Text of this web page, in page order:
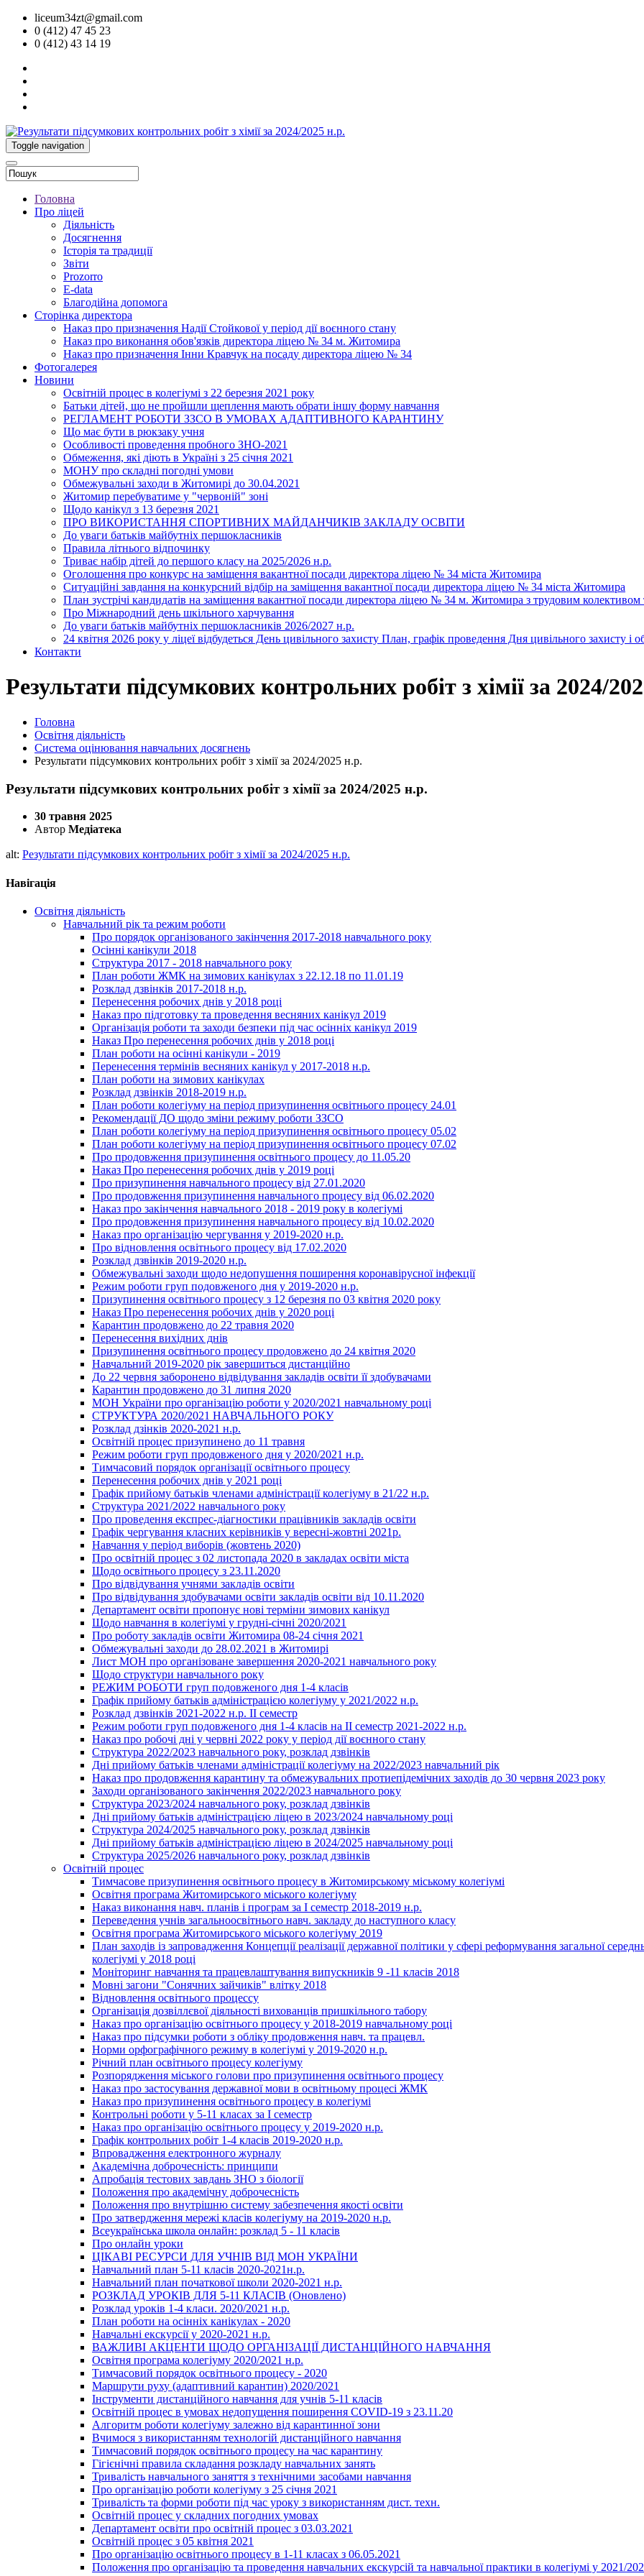
liceum34zt@gmail.com
0 (412) 47 45 23
0 (412) 43 14 19
Toggle navigation
Головна
Про ліцей
Діяльність
Досягнення
Історія та традиції
Звіти
Prozorro
E-data
Благодійна допомога
Сторінка директора
Наказ про призначення Надії Стойкової у період дії воєнного стану
Наказ про виконання обов'язків директора ліцею № 34 м. Житомира
Наказ про призначення Інни Кравчук на посаду директора ліцею № 34
Фотогалерея
Новини
Освітній процес в колегіумі з 22 березня 2021 року
Батьки дітей, що не пройшли щеплення мають обрати іншу форму навчання
РЕГЛАМЕНТ РОБОТИ ЗЗСО В УМОВАХ АДАПТИВНОГО КАРАНТИНУ
Що має бути в рюкзаку учня
Особливості проведення пробного ЗНО-2021
Обмеження, які діють в Україні з 25 січня 2021
МОНУ про складні погодні умови
Обмежувальні заходи в Житомирі до 30.04.2021
Житомир перебуватиме у "червоній" зоні
Щодо канікул з 13 березня 2021
ПРО ВИКОРИСТАННЯ СПОРТИВНИХ МАЙДАНЧИКІВ ЗАКЛАДУ ОСВІТИ
До уваги батьків майбутніх першокласників
Правила літнього відпочинку
Триває набір дітей до першого класу на 2025/2026 н.р.
Оголошення про конкурс на заміщення вакантної посади директора ліцею № 34 міста Житомира
Ситуаційні завдання на конкурсний відбір на заміщення вакантної посади директора ліцею № 34 міста Житомира
План зустрічі кандидатів на заміщення вакантної посади директора ліцею № 34 м. Житомира з трудовим колективом
Про Міжнародний день шкільного харчування
До уваги батьків майбутніх першокласників 2026/2027 н.р.
24 квітня 2026 року у ліцеї відбудеться День цивільного захисту План, графік проведення Дня цивільного захисту і
Контакти
Результати підсумкових контрольних робіт з хімії за 2024/
Головна
Освітня діяльність
Система оцінювання навчальних досягнень
Результати підсумкових контрольних робіт з хімії за 2024/2025 н.р.
Результати підсумкових контрольних робіт з хімії за 2024/2025 н.р.
30 травня 2025
Автор Медіатека
alt: Результати підсумкових контрольних робіт з хімії за 2024/2025 н.р.
Навігація
Освітня діяльність
Навчальний рік та режим роботи
Про порядок організованого закінчення 2017-2018 навчального року
Осінні канікули 2018
Структура 2017 - 2018 навчального року
План роботи ЖМК на зимових канікулах з 22.12.18 по 11.01.19
Розклад дзвінків 2017-2018 н.р.
Перенесення робочих днів у 2018 році
Наказ про підготовку та проведення весняних канікул 2019
Організація роботи та заходи безпеки під час осінніх канікул 2019
Наказ Про перенесення робочих днів у 2018 році
План роботи на осінні канікули - 2019
Перенесення термінів весняних канікул у 2017-2018 н.р.
План роботи на зимових канікулах
Розклад дзвінків 2018-2019 н.р.
План роботи колегіуму на період призупинення освітнього процесу 24.01
Рекомендації ДО щодо зміни режиму роботи ЗЗСО
План роботи колегіуму на період призупинення освітнього процесу 05.02
План роботи колегіуму на період призупинення освітнього процесу 07.02
Про продовження призупинення освітнього процесу до 11.05.20
Наказ Про перенесення робочих днів у 2019 році
Про призупинення навчального процесу від 27.01.2020
Про продовження призупинення навчального процесу від 06.02.2020
Наказ про закінчення навчального 2018 - 2019 року в колегіумі
Про продовження призупинення навчального процесу від 10.02.2020
Наказ про організацію чергування у 2019-2020 н.р.
Про відновлення освітнього процесу від 17.02.2020
Розклад дзвінків 2019-2020 н.р.
Обмежувальні заходи щодо недопушення поширення коронавірусної інфекції
Режим роботи груп подовженого дня у 2019-2020 н.р.
Призупинення освітнього процесу з 12 березня по 03 квітня 2020 року
Наказ Про перенесення робочих днів у 2020 році
Карантин продовжено до 22 травня 2020
Перенесення вихідних днів
Призупинення освітнього процесу продовжено до 24 квітня 2020
Навчальний 2019-2020 рік завершиться дистанційно
До 22 червня заборонено відвідування закладів освіти її здобувачами
Карантин продовжено до 31 липня 2020
МОН України про організацію роботи у 2020/2021 навчальному році
СТРУКТУРА 2020/2021 НАВЧАЛЬНОГО РОКУ
Розклад дзінків 2020-2021 н.р.
Освітній процес призупинено до 11 травня
Режим роботи груп продовженого дня у 2020/2021 н.р.
Тимчасовий порядок організації освітнього процесу
Перенесення робочих днів у 2021 році
Графік прийому батьків членами адміністрації колегіуму в 21/22 н.р.
Структура 2021/2022 навчального року
Про проведення експрес-діагностики працівників закладів освіти
Графік чергування класних керівників у вересні-жовтні 2021р.
Навчання у період виборів (жовтень 2020)
Про освітній процес з 02 листопада 2020 в закладах освіти міста
Щодо освітнього процесу з 23.11.2020
Про відвідування учнями закладів освіти
Про відвідування здобувачами освіти закладів освіти від 10.11.2020
Департамент освіти пропонує нові терміни зимових канікул
Щодо навчання в колегіумі у грудні-січні 2020/2021
Про роботу закладів освіти Житомира 08-24 січня 2021
Обмежувальні заходи до 28.02.2021 в Житомирі
Лист МОН про організоване завершення 2020-2021 навчального року
Щодо структури навчального року
РЕЖИМ РОБОТИ груп подовженого дня 1-4 класів
Графік прийому батьків адміністрацією колегіуму у 2021/2022 н.р.
Розклад дзвінків 2021-2022 н.р. ІІ семестр
Режим роботи груп подовженого дня 1-4 класів на ІІ семестр 2021-2022 н.р.
Наказ про робочі дні у червні 2022 року у період дії воєнного стану
Структура 2022/2023 навчального року, розклад дзвінків
Дні прийому батьків членами адміністрації колегіуму на 2022/2023 навчальний рік
Наказ про продовження карантину та обмежувальних протиепідемічних заходів до 30 червня 2023 року
Заходи організованого закінчення 2022/2023 навчального року
Структура 2023/2024 навчального року, розклад дзвінків
Дні прийому батьків адміністрацією ліцею в 2023/2024 навчальному році
Структура 2024/2025 навчального року, розклад дзвінків
Дні прийому батьків адміністрацією ліцею в 2024/2025 навчальному році
Структура 2025/2026 навчального року, розклад дзвінків
Освітній процес
Тимчасове призупинення освітнього процесу в Житомирському міському колегіумі
Освітня програма Житомирського міського колегіуму
Наказ виконання навч. планів і програм за І семестр 2018-2019 н.р.
Переведення учнів загальноосвітнього навч. закладу до наступного класу
Освітня програма Житомирського міського колегіуму 2019
План заходів із запровадження Концепції реалізації державної політики у сфері реформування загальної
колегіумі у 2018 році
Моніторинг навчання та працевлаштування випускників 9 -11 класів 2018
Мовні загони "Сонячних зайчиків" влітку 2018
Відновлення освітнього процессу
Організація дозвіллєвої діяльності вихованців пришкільного табору
Наказ про організацію освітнього процесу у 2018-2019 навчальному році
Наказ про підсумки роботи з обліку продовження навч. та працевл.
Норми орфографічного режиму в колегіумі у 2019-2020 н.р.
Річний план освітнього процесу колегіуму
Розпорядження міського голови про призупинення освітнього процесу
Наказ про застосування державної мови в освітньому процесі ЖМК
Наказ про призупинення освітнього процесу в колегіумі
Контрольні роботи у 5-11 класах за І семестр
Наказ про організацію освітнього процесу у 2019-2020 н.р.
Графік контрольних робіт 1-4 класів 2019-2020 н.р.
Впровадження електронного журналу
Академічна доброчесність: принципи
Апробація тестових завдань ЗНО з біології
Положення про академічну доброчесність
Положення про внутрішню систему забезпечення якості освіти
Про затвердження мережі класів колегіуму на 2019-2020 н.р.
Всеукраїнська школа онлайн: розклад 5 - 11 класів
Про онлайн уроки
ЦІКАВІ РЕСУРСИ ДЛЯ УЧНІВ ВІД МОН УКРАЇНИ
Навчальний план 5-11 класів 2020-2021н.р.
Навчальний план початкової школи 2020-2021 н.р.
РОЗКЛАД УРОКІВ ДЛЯ 5-11 КЛАСІВ (Оновлено)
Розклад уроків 1-4 класи. 2020/2021 н.р.
План роботи на осінніх канікулах - 2020
Навчальні екскурсії у 2020-2021 н.р.
ВАЖЛИВІ АКЦЕНТИ ЩОДО ОРГАНІЗАЦІЇ ДИСТАНЦІЙНОГО НАВЧАННЯ
Освітня програма колегіуму 2020/2021 н.р.
Тимчасовий порядок освітнього процесу - 2020
Маршрути руху (адаптивний карантин) 2020/2021
Інструменти дистанційного навчання для учнів 5-11 класів
Освітній процес в умовах недопущення поширення COVID-19 з 23.11.20
Алгоритм роботи колегіуму залежно від карантинної зони
Вчимося з використанням технологій дистанційного навчання
Тимчасовий порядок освітнього процесу на час карантину
Гігієнічні правила складання розкладу навчальних занять
Тривалість навчального заняття з технічними засобами навчання
Про організацію роботи колегіуму з 25 січня 2021
Тривалість та форми роботи під час уроку з використанням дист. техн.
Освітній процес у складних погодних умовах
Департамент освіти про освітній процес з 03.03.2021
Освітній процес з 05 квітня 2021
Про організацію освітнього процесу в 1-11 класах з 06.05.2021
Положення про організацію та проведення навчальних екскурсій та навчальної практики в колегіумі у 2021/